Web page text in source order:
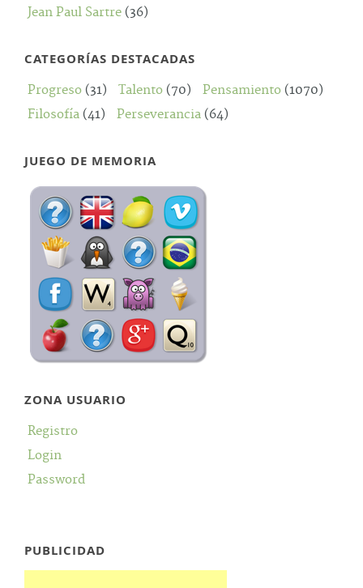
Jean Paul Sartre (36)
CATEGORÍAS DESTACADAS
Progreso (31) Talento (70) Pensamiento (1070)
Filosofía (41) Perseverancia (64)
JUEGO DE MEMORIA
ZONA USUARIO
Registro
Login
Password
PUBLICIDAD